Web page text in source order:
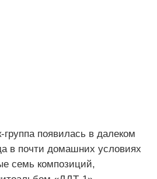
появилась в далеком
в почти домашних условиях
семь композиций,